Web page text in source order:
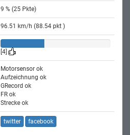
9 % (25 Pkte)
96.51 km/h (88.54 pkt )
[4]
Motorsensor ok
Aufzeichnung ok
GRecord ok
FR ok
Strecke ok
twitter facebook